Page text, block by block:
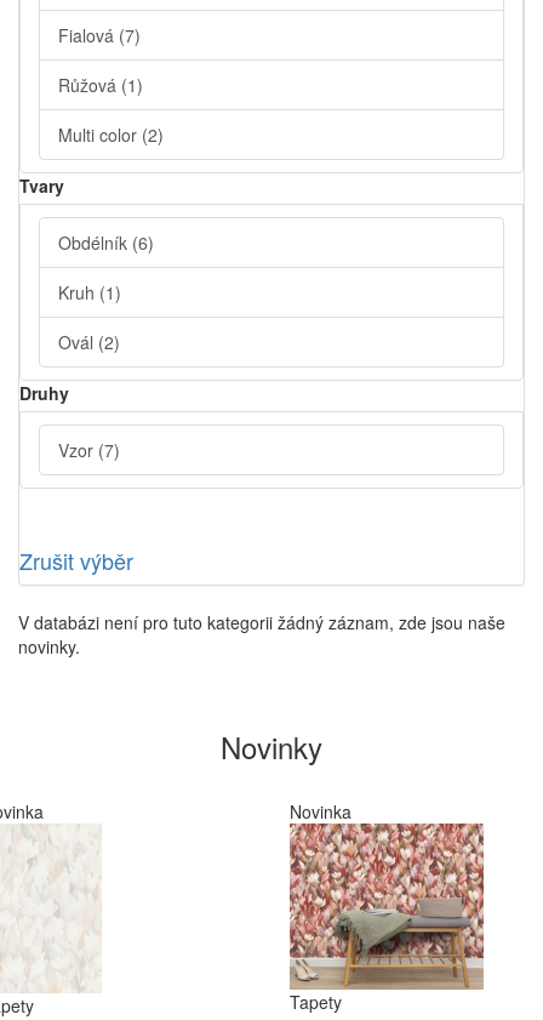
Fialová (7)
Růžová (1)
Multi color (2)
Tvary
Obdélník (6)
Kruh (1)
Ovál (2)
Druhy
Vzor (7)
Zrušit výběr
V databázi není pro tuto kategorii žádný záznam, zde jsou naše
novinky.
Novinky
Novinka
Tapety